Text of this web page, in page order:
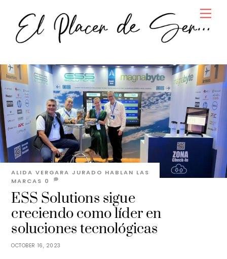
content
OCTOBER 16, 2023
ESS Solutions sigue
creciendo como líder en
soluciones tecnológicas
ALIDA VERGARA JURADO HABLAN LAS
MARCAS 0